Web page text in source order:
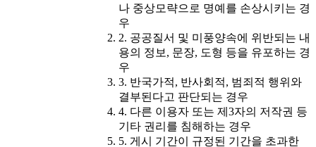
나 중상모략으로 명예를 손상시키는 경
우
2. 공공질서 및 미풍양속에 위반되는 내
용의 정보, 문장, 도형 등을 유포하는 경
우
3. 반국가적, 반사회적, 범죄적 행위와
결부된다고 판단되는 경우
4. 다른 이용자 또는 제3자의 저작권 등
기타 권리를 침해하는 경우
5. 게시 기간이 규정된 기간을 초과한